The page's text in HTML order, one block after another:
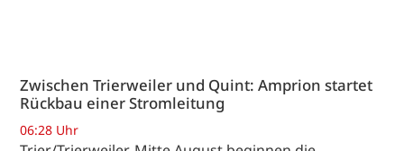
Zwischen Trierweiler und Quint: Amprion startet
Rückbau einer Stromleitung
06:28 Uhr